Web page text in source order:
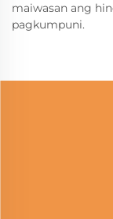
maiwasan ang
pagkumpuni.